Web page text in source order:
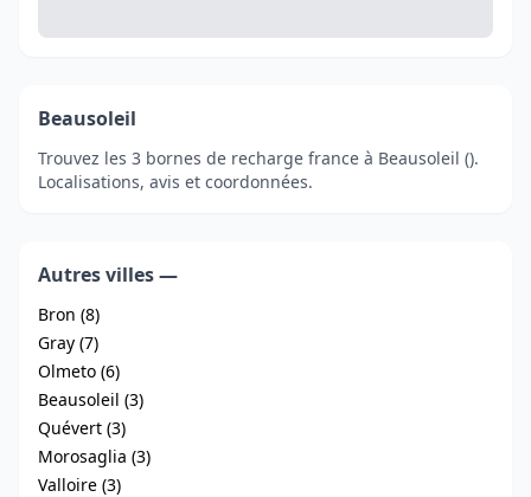
Beausoleil
Trouvez les 3 bornes de recharge france à Beausoleil ().
Localisations, avis et coordonnées.
Autres villes —
Bron (8)
Gray (7)
Olmeto (6)
Beausoleil (3)
Quévert (3)
Morosaglia (3)
Valloire (3)